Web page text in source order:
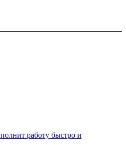
работу быстро и